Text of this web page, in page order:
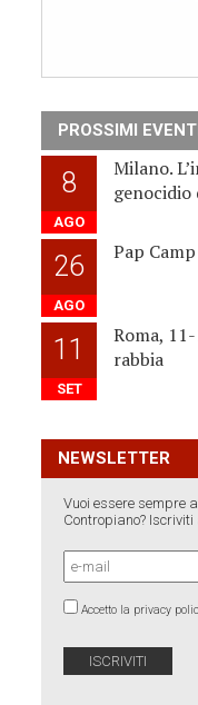
PROSSIMI
8
AGO
Milano.
26
AGO
Pap
11
SET
Roma,
rabbia
NEWSLETTER
Vuoi essere sempre
Contropiano?
Accetto la privacy